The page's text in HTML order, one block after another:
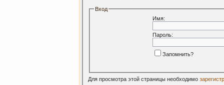
Вход
Имя:
Пароль:
Запомнить?
Для просмотра этой страницы необходимо